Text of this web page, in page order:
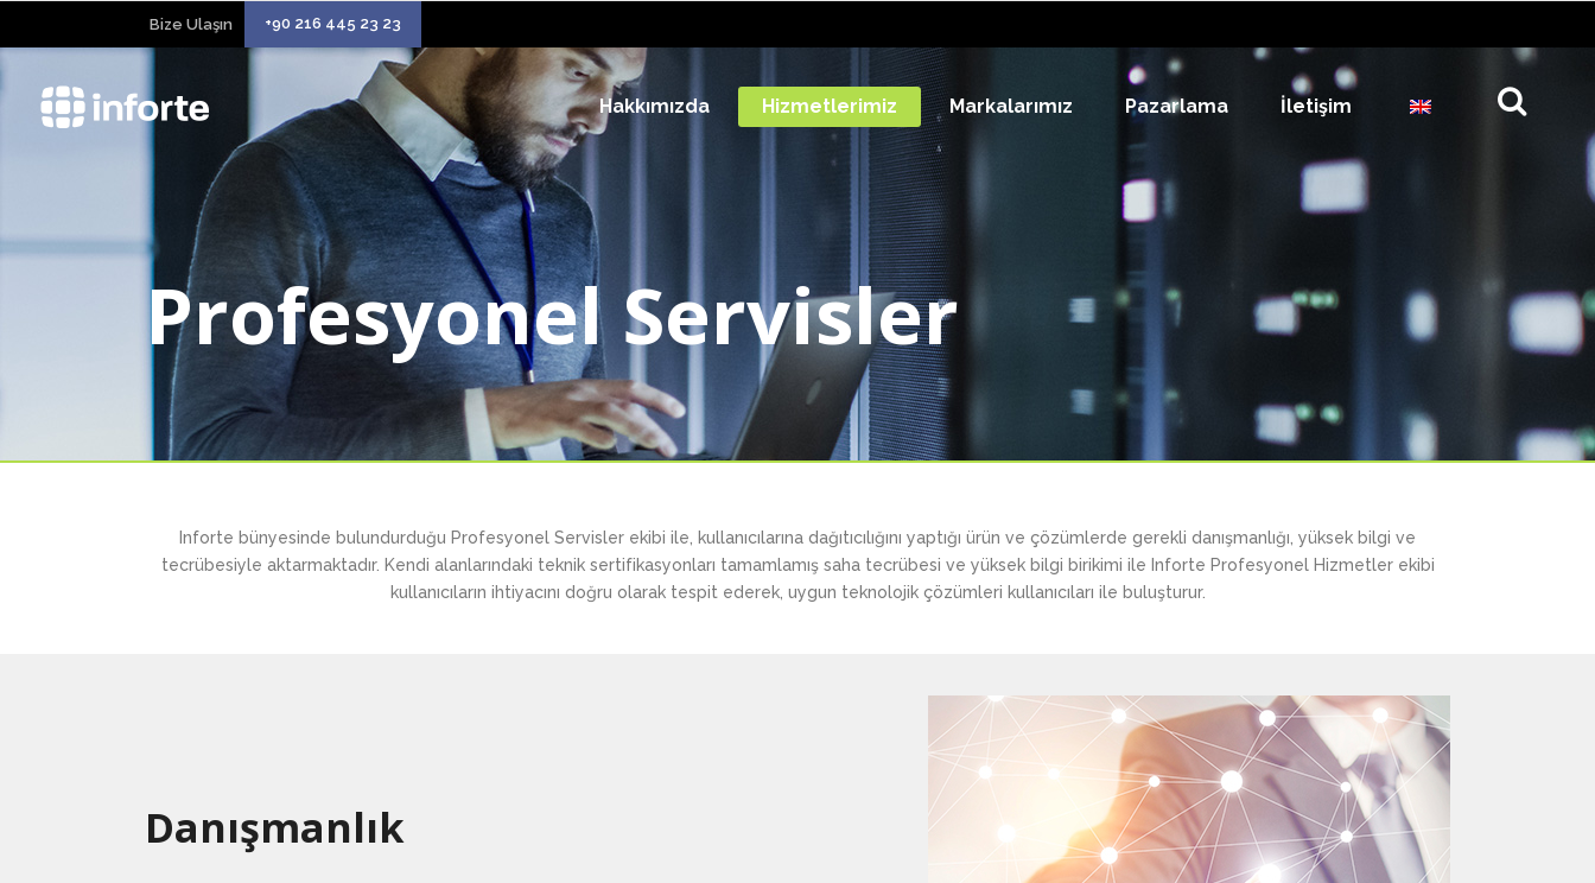
Bize Ulaşın +90 216 445 23 23
Hakkımızda Hizmetlerimiz Markalarımız Pazarlama İletişim
Profesyonel Servisler
Inforte bünyesinde bulundurduğu Profesyonel Servisler ekibi ile, kullanıcılarına dağıtıcılığını yaptığı ürün ve çözümlerde gerekli danışmanlığı, yüksek bilgi ve
tecrübesiyle aktarmaktadır. Kendi alanlarındaki teknik sertifikasyonları tamamlamış saha tecrübesi ve yüksek bilgi birikimi ile Inforte Profesyonel Hizmetler ekibi
kullanıcıların ihtiyacını doğru olarak tespit ederek, uygun teknolojik çözümleri kullanıcıları ile buluşturur.
Danışmanlık